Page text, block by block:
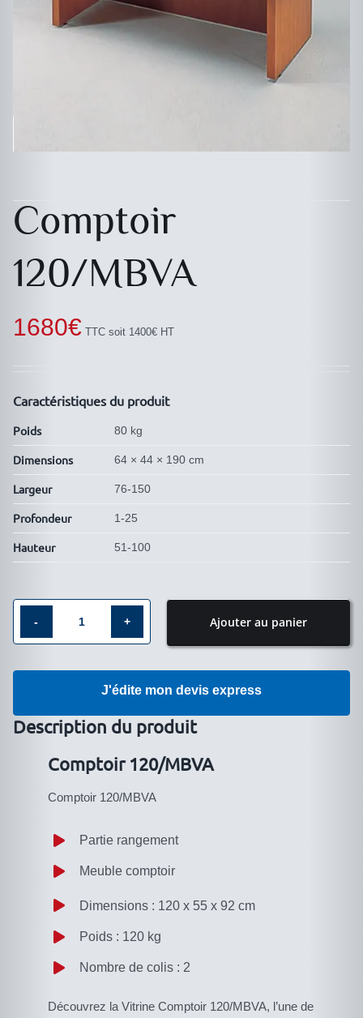
Comptoir
120/MBVA
1680€ TTC soit 1400€ HT
Caractéristiques du produit
Poids 80 kg
Dimensions 64 × 44 × 190 cm
Largeur 76-150
Profondeur 1-25
Hauteur 51-100
Ajouter au panier
J'édite mon devis express
Description du produit
Comptoir 120/MBVA
Comptoir 120/MBVA
Partie rangement
Meuble comptoir
Dimensions : 120 x 55 x 92 cm
Poids : 120 kg
Nombre de colis : 2
Découvrez la Vitrine Comptoir 120/MBVA, l’une de